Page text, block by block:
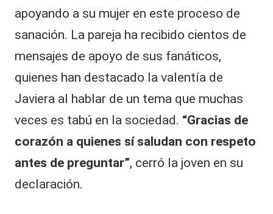
apoyando a su mujer en este proceso de
sanación. La pareja ha recibido cientos de
mensajes de apoyo de sus fanáticos,
quienes han destacado la valentía de
Javiera al hablar de un tema que muchas
veces es tabú en la sociedad. “Gracias de
corazón a quienes sí saludan con respeto
antes de preguntar”, cerró la joven en su
declaración.